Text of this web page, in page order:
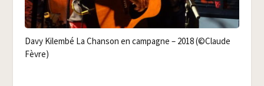
Davy Kilem­bé La Chan­son en cam­pagne – 2018 (©Claude
Fèvre)